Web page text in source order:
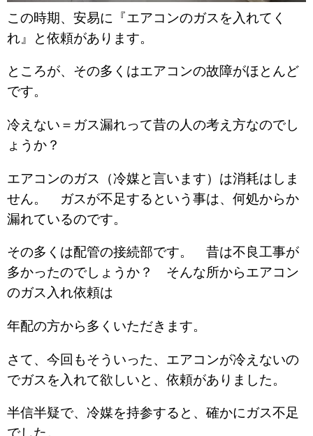
この時期、安易に『エアコンのガスを入れてく
れ』と依頼があります。
ところが、その多くはエアコンの故障がほとんど
です。
冷えない＝ガス漏れって昔の人の考え方なのでし
ょうか？
エアコンのガス（冷媒と言います）は消耗はしま
せん。 ガスが不足するという事は、何処からか
漏れているのです。
その多くは配管の接続部です。 昔は不良工事が
多かったのでしょうか？ そんな所からエアコン
のガス入れ依頼は
年配の方から多くいただきます。
さて、今回もそういった、エアコンが冷えないの
でガスを入れて欲しいと、依頼がありました。
半信半疑で、冷媒を持参すると、確かにガス不足
でした。